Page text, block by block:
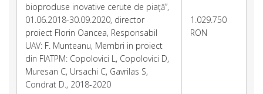
bioproduse inovative cerute de piață”,
01.06.2018-30.09.2020, director
proiect Florin Oancea, Responsabil
UAV: F. Munteanu, Membri in proiect
din FIATPM: Copolovici L, Copolovici D,
Muresan C, Ursachi C, Gavrilas S,
Condrat D., 2018-2020
1.029.750
RON